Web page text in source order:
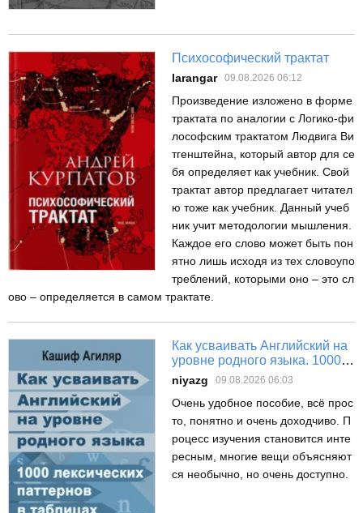
Психософический трактат
larangar 09.08.2026 06:12
Произведение изложено в форме
трактата по аналогии с Логико-фи
лософским трактатом Людвига Ви
тгенштейна, который автор для се
бя определяет как учебник. Свой
трактат автор предлагает читател
ю тоже как учебник. Данный учеб
ник учит методологии мышления.
Каждое его слово может быть пон
ятно лишь исходя из тех словоупо
треблений, которыми оно – это сл
ово – определяется в самом трактате.
Как усваивать Английский на
уровне родного языка. 1000
лексических паттернов в
таблицах
niyazg 09.08.2026 06:03
Очень удобное пособие, всё прос
то, понятно и очень доходчиво. П
роцесс изучения становится инте
ресным, многие вещи объясняют
ся необычно, но очень доступно.